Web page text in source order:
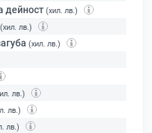
дейност (хил. лв.)
(хил. лв.)
(хил. лв.)
лв.)
лв.)
лв.)